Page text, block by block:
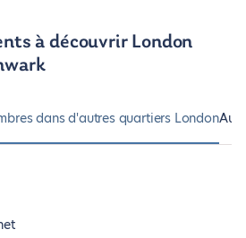
à découvrir London
dans d'autres quartiers London